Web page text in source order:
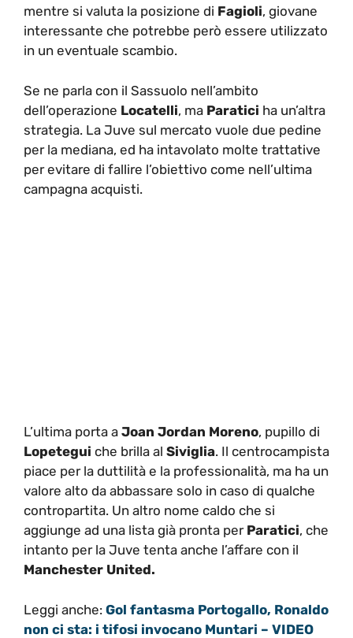
mentre si valuta la posizione di Fagioli, giovane
interessante che potrebbe però essere utilizzato
in un eventuale scambio.
Se ne parla con il Sassuolo nell’ambito
dell’operazione Locatelli, ma Paratici ha un’altra
strategia. La Juve sul mercato vuole due pedine
per la mediana, ed ha intavolato molte trattative
per evitare di fallire l’obiettivo come nell’ultima
campagna acquisti.
L’ultima porta a Joan Jordan Moreno, pupillo di
Lopetegui che brilla al Siviglia. Il centrocampista
piace per la duttilità e la professionalità, ma ha un
valore alto da abbassare solo in caso di qualche
contropartita. Un altro nome caldo che si
aggiunge ad una lista già pronta per Paratici, che
intanto per la Juve tenta anche l’affare con il
Manchester United.
Leggi anche: Gol fantasma Portogallo, Ronaldo
non ci sta: i tifosi invocano Muntari – VIDEO